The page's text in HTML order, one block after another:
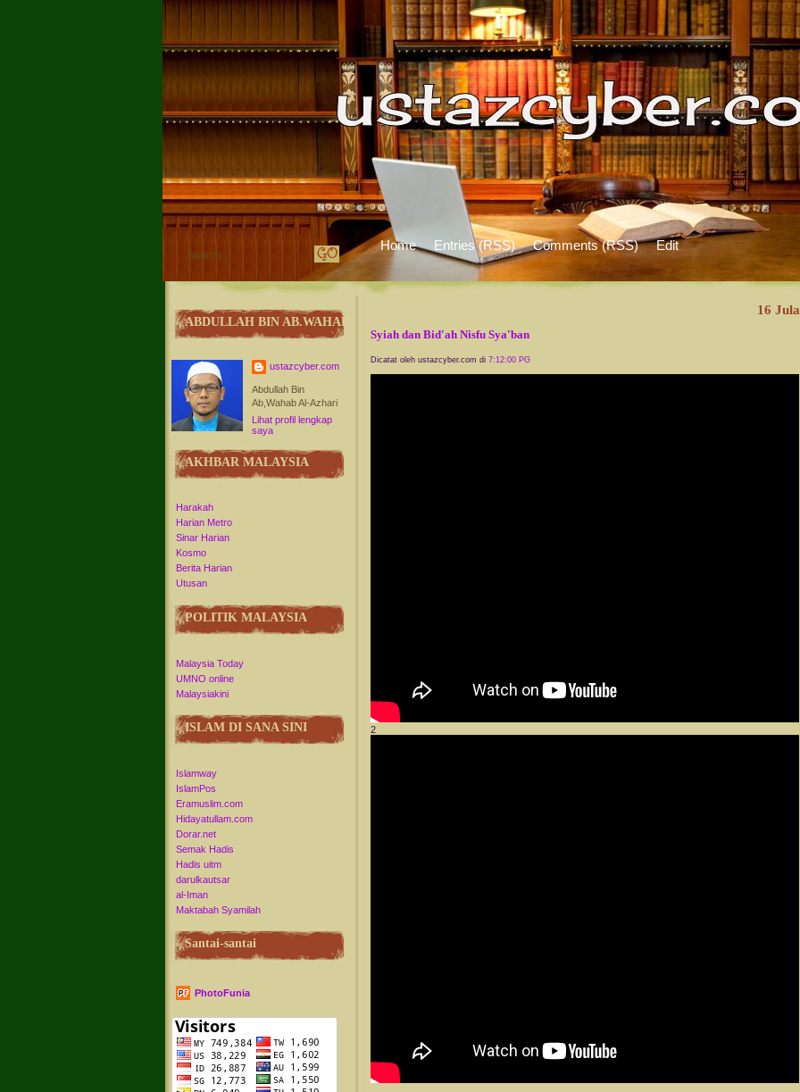
Home Entries (RSS) Comments (RSS) Edit
ABDULLAH BIN AB.WAHAB
ustazcyber.com
Abdullah Bin
Ab,Wahab Al-Azhari
Lihat profil lengkap
saya
AKHBAR MALAYSIA
Harakah
Harian Metro
Sinar Harian
Kosmo
Berita Harian
Utusan
POLITIK MALAYSIA
Malaysia Today
UMNO online
Malaysiakini
ISLAM DI SANA SINI
Islamway
IslamPos
Eramuslim.com
Hidayatullam.com
Dorar.net
Semak Hadis
Hadis uitm
darulkautsar
al-Iman
Maktabah Syamilah
Santai-santai
PhotoFunia
16
Syiah dan Bid'ah Nisfu Sya'ban
Dicatat oleh ustazcyber.com di 7:12:00 PG
2